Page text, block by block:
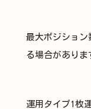
最大ポジショ
る場合がありま
運用タイプ1枚